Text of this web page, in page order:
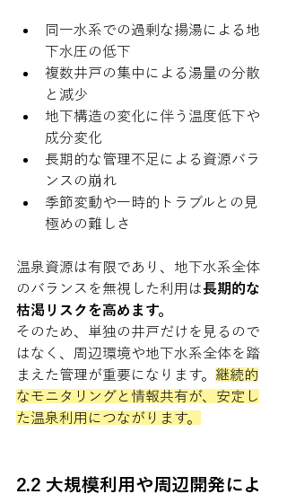
同一水系での過剰な揚湯による地
下水圧の低下
複数井戸の集中による湯量の分散
と減少
地下構造の変化に伴う温度低下や
成分変化
長期的な管理不足による資源バラ
ンスの崩れ
季節変動や一時的トラブルとの見
極めの難しさ
温泉資源は有限であり、地下水系全体
のバランスを無視した利用は長期的な
枯渇リスクを高めます。
そのため、単独の井戸だけを見るので
はなく、周辺環境や地下水系全体を踏
まえた管理が重要になります。 継続的
なモニタリングと情報共有が、安定し
た温泉利用につながります。
2.2 大規模利用や周辺開発によ